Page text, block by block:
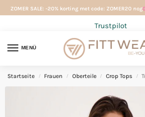
ZOMER SALE: -20% korting met code: ZOMER20 nog
Trustpilot
MENÜ
Startseite / Frauen / Oberteile / Crop Tops /